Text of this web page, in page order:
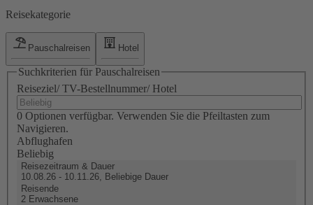
Reisekategorie
Pauschalreisen Hotel
Suchkriterien für Pauschalreisen
Reiseziel/ TV-Bestellnummer/ Hotel
0 Optionen verfügbar. Verwenden Sie die Pfeiltasten zum
Navigieren.
Abflughafen
Beliebig
Reisezeitraum & Dauer
10.08.26 - 10.11.26, Beliebige Dauer
Reisende
2 Erwachsene